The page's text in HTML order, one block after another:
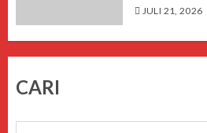
JULI 21, 2026
CARI